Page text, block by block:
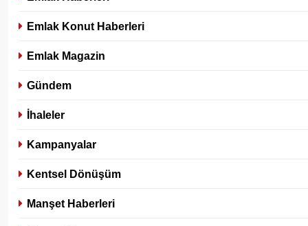
Emlak Konut Haberleri
Emlak Magazin
Gündem
İhaleler
Kampanyalar
Kentsel Dönüşüm
Manşet Haberleri